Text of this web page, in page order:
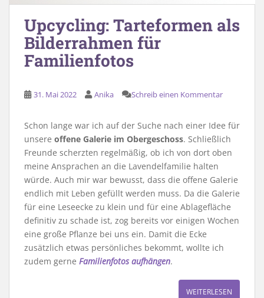
Upcycling: Tarteformen als
Bilderrahmen für
Familienfotos
31. Mai 2022 Anika Schreib einen Kommentar
Schon lange war ich auf der Suche nach einer Idee für
unsere offene Galerie im Obergeschoss. Schließlich
Freunde scherzten regelmäßig, ob ich von dort oben
meine Ansprachen an die Lavendelfamilie halten
würde. Auch mir war bewusst, dass die offene Galerie
endlich mit Leben gefüllt werden muss. Da die Galerie
für eine Leseecke zu klein und für eine Ablagefläche
definitiv zu schade ist, zog bereits vor einigen Wochen
eine große Pflanze bei uns ein. Damit die Ecke
zusätzlich etwas persönliches bekommt, wollte ich
zudem gerne Familienfotos aufhängen.
WEITERLESEN